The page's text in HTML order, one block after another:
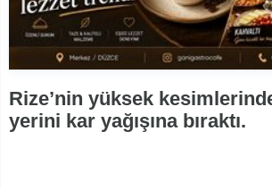
Rize’nin yüksek
yerini kar yağışına bıraktı.